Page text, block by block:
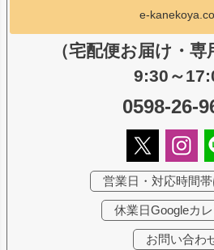
e-
（宅配便お届け・専
9:30～
0598-26-
営業日・対応時間
休業日Googleカ
お問い合わ